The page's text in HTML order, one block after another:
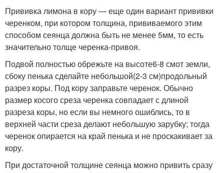
Прививка лимона в кору — еще один вариант прививки
черенком, при котором толщина, прививаемого этим
способом сеянца должна быть не менее 5мм, то есть
значительно толще черенка-привоя.
Подвой полностью обрежьте на высоте6-8 смот земли,
сбоку пенька сделайте небольшой(2-3 см)продольный
разрез коры. Под кору заправьте черенок. Обычно
размер косого среза черенка совпадает с длиной
разреза коры, но если вы немного ошиблись, то в
верхней части среза делают небольшую зарубку; тогда
черенок опирается на край пенька и не проскакивает за
кору.
При достаточной толщине сеянца можно привить сразу